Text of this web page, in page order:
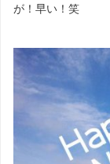
が！早い！笑